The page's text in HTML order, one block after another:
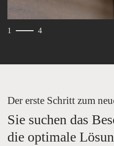
1 4
Der erste Schritt zum
Sie suchen das
die optimale